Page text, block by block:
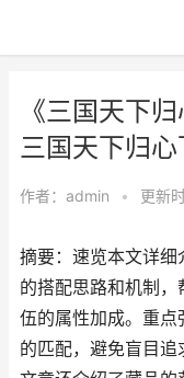
《三国天下
三国天下归心
作者： admin • 更新
摘要：速览本文详
的搭配思路和机制
伍的属性加成。重
的匹配，避免盲目追